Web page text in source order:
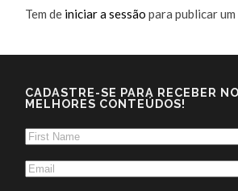
Tem de iniciar a sessão para publicar
CADASTRE-SE PARA RECEBER
MELHORES CONTEÚDOS!